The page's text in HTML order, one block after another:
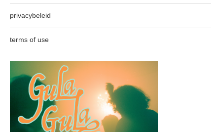
privacybeleid
terms of use